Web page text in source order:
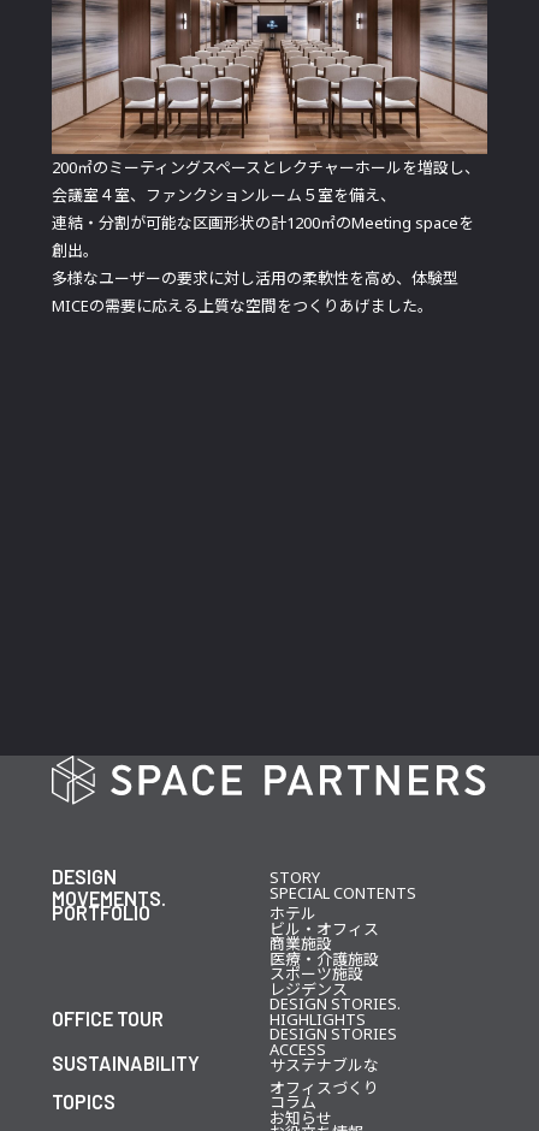
200㎡のミーティングスペースとレクチャーホールを増設し、
会議室４室、ファンクションルーム５室を備え、
連結・分割が可能な区画形状の計1200㎡のMeeting spaceを
創出。
多様なユーザーの要求に対し活用の柔軟性を高め、体験型
MICEの需要に応える上質な空間をつくりあげました。
DESIGN
MOVEMENTS.
STORY
SPECIAL CONTENTS
PORTFOLIO ホテル
ビル・オフィス
商業施設
医療・介護施設
スポーツ施設
レジデンス
DESIGN STORIES.
OFFICE TOUR HIGHLIGHTS
DESIGN STORIES
ACCESS
SUSTAINABILITY
サステナブルな
オフィスづくり
TOPICS コラム
お知らせ